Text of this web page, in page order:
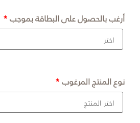
أرغب بالحصول على البطاقة بموجب
نوع المنتج المرغوب